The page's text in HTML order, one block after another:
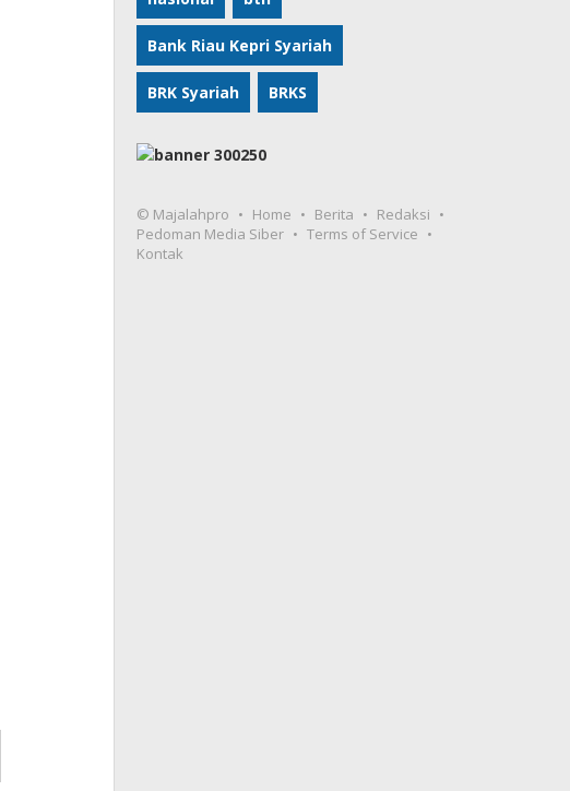
Bank Riau Kepri Syariah
BRK Syariah BRKS
© Majalahpro Home Berita
Redaksi
Pedoman Media Siber
Terms of Service
Kontak